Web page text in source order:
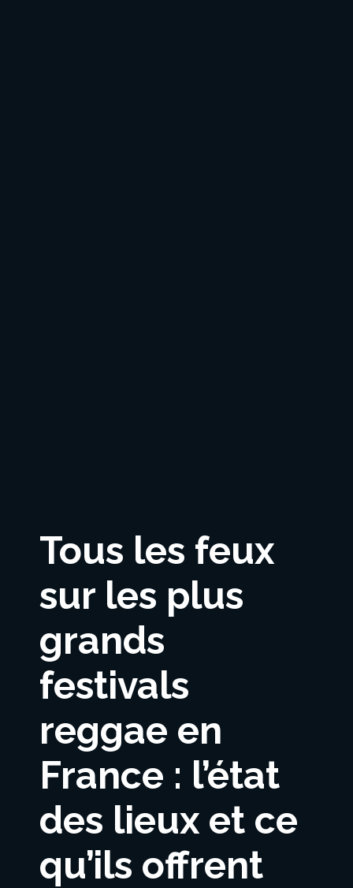
Tous les feux
sur les plus
grands
festivals
reggae en
France : l’état
des lieux et ce
qu’ils offrent